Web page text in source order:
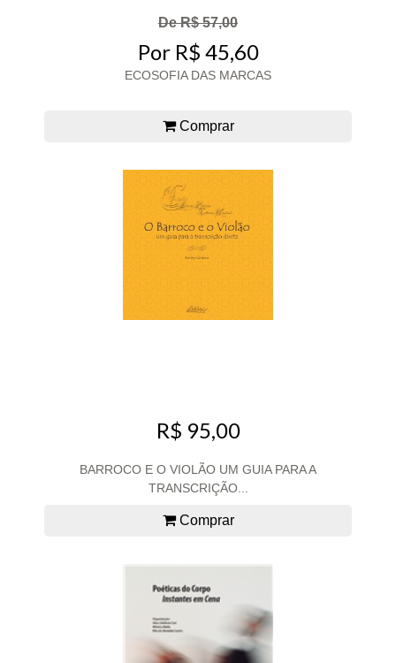
De R$ 57,00
Por R$ 45,60
ECOSOFIA DAS MARCAS
Comprar
R$ 95,00
BARROCO E O VIOLÃO UM GUIA PARA A
TRANSCRIÇÃO...
Comprar